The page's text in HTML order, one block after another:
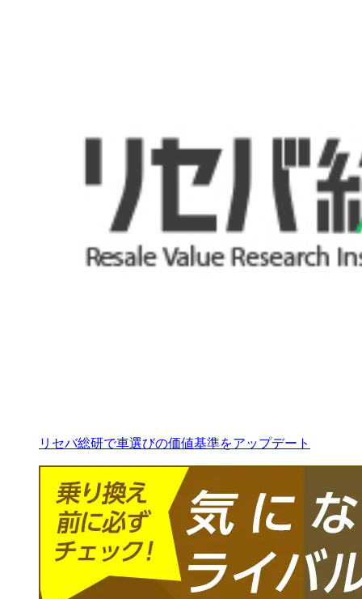
リセバ総研で車選びの価値基準をアップデート